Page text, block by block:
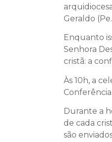
Geraldo
Enquanto
Senhora
cristã: a
Às 10h, a
Durante a
de cada
são